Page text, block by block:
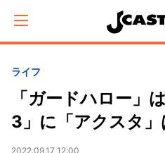
ライフ
「ガードハロー
3」に「アクスタ
2022.09.17 12:00